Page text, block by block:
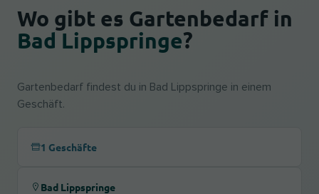
Wo gibt es Gartenbedarf in
Bad Lippspringe?
Gartenbedarf findest du in Bad Lippspringe in einem
Geschäft.
1 Geschäfte
Bad Lippspringe